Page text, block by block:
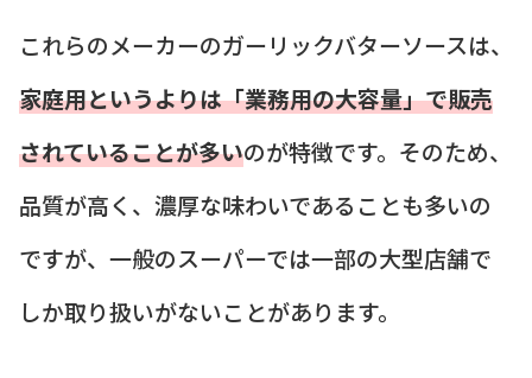
これらのメーカーのガーリックバターソースは、
家庭用というよりは「業務用の大容量」で販売
されていることが多いのが特徴です。そのため、
品質が高く、濃厚な味わいであることも多いの
ですが、一般のスーパーでは一部の大型店舗で
しか取り扱いがないことがあります。